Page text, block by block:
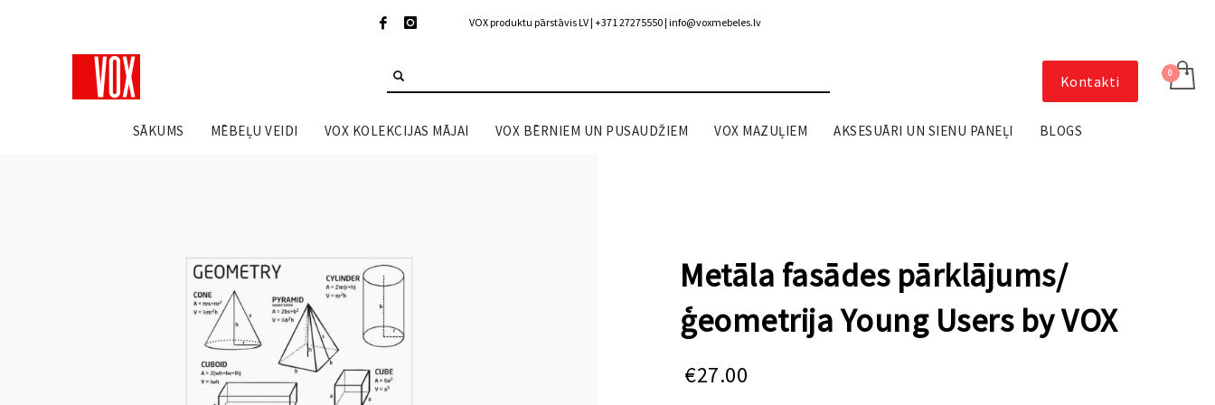
VOX produktu pārstāvis LV | +371 27275550 | info@voxmebeles.lv
Kontakti
SĀKUMS MĒBEĻU VEIDI VOX KOLEKCIJAS MĀJAI VOX BĒRNIEM UN PUSAUDŽIEM VOX MAZUĻIEM AKSESUĀRI UN SIENU PANEĻI BLOGS
Metāla fasādes pārklājums/
ģeometrija Young Users by VOX
€27.00